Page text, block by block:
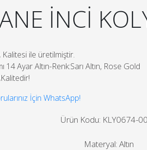
İNCİ
Kalitesi ile üretilmiştir.
14 Ayar Altın-Renk:Sarı Altın, Rose Gold
İçin WhatsApp!
Ürün Kodu: KLY0674-
Materyal: Altın